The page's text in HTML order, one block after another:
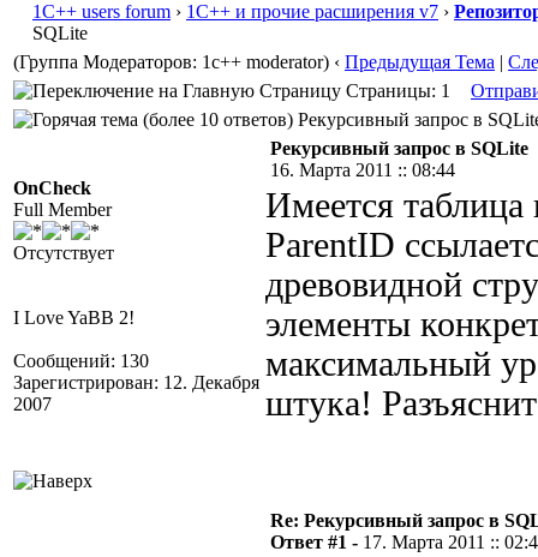
1С++ users forum › 1С++ и прочие расширения v7 ›
SQLite
(Группа Модераторов: 1c++ moderator) ‹ Предыдущая Тема |
Страницы: 1
Рекурсивный запрос в
OnCheck
Full Member
Отсутствует
I Love YaBB 2!
Сообщений: 130
Зарегистрирован: 12. Декабря
2007
Рекурсивный запрос в SQLite
16. Марта 2011 :: 08:44
Имеется
ParentID
древовидной
элементы
максимальный
штука!
Re: Рекурсивный запрос в
Ответ #1 - 17. Марта 2011 ::